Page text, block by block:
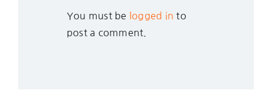
You must be logged in to
post a comment.